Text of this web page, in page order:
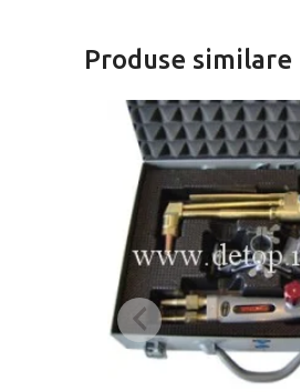
Produse similare